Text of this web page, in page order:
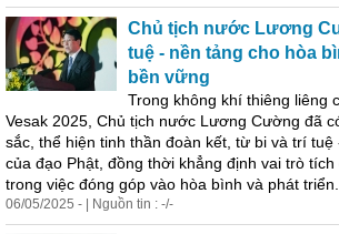
Chủ tịch nước Lương
tuệ - nền tảng cho hòa
bền vững
Trong không khí thiêng liêng
Vesak 2025, Chủ tịch nước Lương Cường đã
sắc, thể hiện tinh thần đoàn kết, từ bi và trí
của đạo Phật, đồng thời khẳng định vai trò tích
trong việc đóng góp vào hòa bình và phát
06/05/2025 - | Nguồn tin : -/-